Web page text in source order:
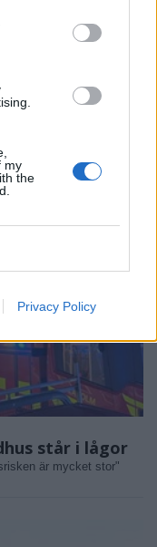
my
the
Privacy Policy
på att vi
står i lågor
är mycket stor"